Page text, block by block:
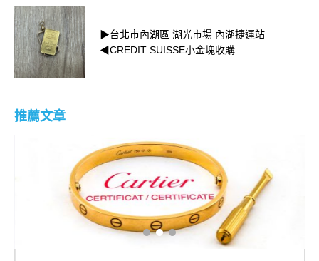
▶台北市內湖區 湖光市場 內湖捷運站
◀CREDIT SUISSE小金塊收購
推薦文章